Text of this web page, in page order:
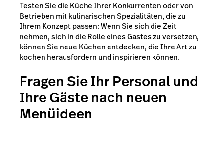
Testen Sie die Küche Ihrer Konkurrenten oder von
Betrieben mit kulinarischen Spezialitäten, die zu
Ihrem Konzept passen: Wenn Sie sich die Zeit
nehmen, sich in die Rolle eines Gastes zu versetzen,
können Sie neue Küchen entdecken, die Ihre Art zu
kochen herausfordern und inspirieren können.
Fragen Sie Ihr Personal und
Ihre Gäste nach neuen
Menüideen